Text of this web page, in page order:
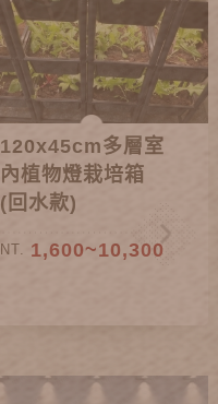
120x45cm多層室
內植物燈栽培箱
(回水款)
NT. 1,600~10,300